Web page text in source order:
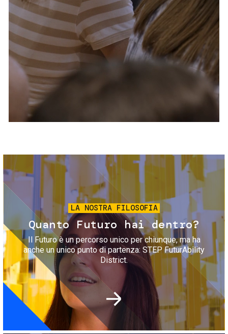
Servizi e accessibilità
Contatti
FAQ
Biglietti
Immagine
LA NOSTRA FILOSOFIA
Quanto Futuro hai dentro?
Il Futuro è un percorso unico per chiunque, ma ha
anche un unico punto di partenza: STEP FuturAbility
District.